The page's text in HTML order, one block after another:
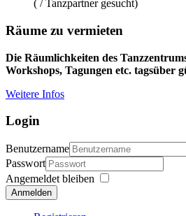
( / Tanzpartner gesucht)
Räume zu vermieten
Die Räumlichkeiten des
Workshops, Tagungen etc. tagsüber
Weitere Infos
Login
Benutzername
Passwort
Angemeldet bleiben
Anmelden